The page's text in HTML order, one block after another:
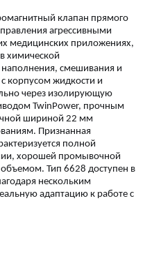
клапан прямого
агрессивными
медицинских приложениях,
химической
смешивания и
корпусом жидкости и
через изолирующую
TwinPower, прочным
шириной 22 мм
Признанная
полной
хорошей промывочной
Тип 6628 доступен в
нескольким
адаптацию к работе с